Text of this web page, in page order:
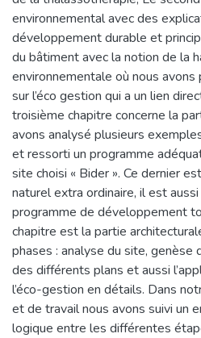
environnemental avec des
développement durable et
du bâtiment avec la notion de la
environnementale où nous
sur l’éco gestion qui a un lien
troisième chapitre concerne la
avons analysé plusieurs
et ressorti un programme
site choisi « Bider ». Ce dernier
naturel extra ordinaire, il est
programme de développement
chapitre est la partie
phases : analyse du site,
des différents plans et aussi
l’éco-gestion en détails. Dans
et de travail nous avons suivi un
logique entre les différentes